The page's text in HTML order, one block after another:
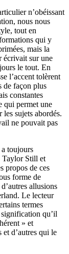
n’obéissant
nous nous
tout en
qui y
mais la
écrivait sur une
le tout. En
l’accent tolèrent
de façon plus
constantes
qui permet une
sujets abordés.
ne pouvait pas
toujours
Taylor Still et
propos de ces
forme de
allusions
Le lecteur
termes
qu’il
» et
d’autres qui le